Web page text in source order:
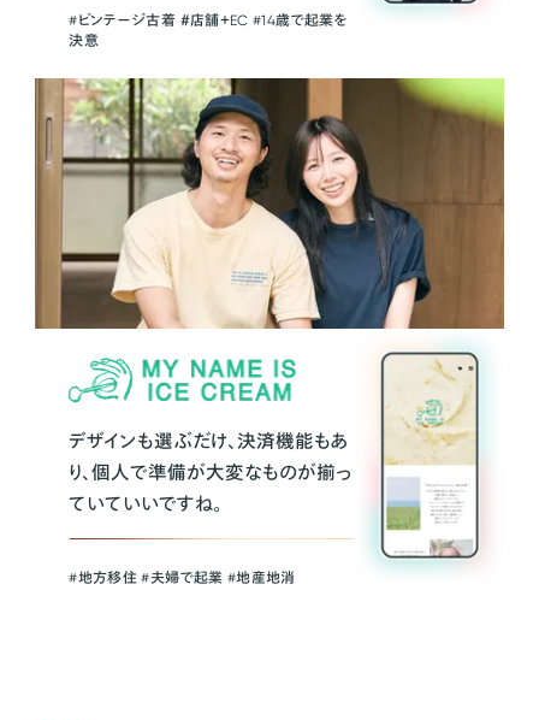
#ビンテージ古着 ＃店舗＋EC #14歳で起業を
決意
デザインも選ぶだけ、決済機能もあ
り、個人で準備が大変なものが揃っ
ていていいですね。
#地方移住 #夫婦で起業 #地産地消